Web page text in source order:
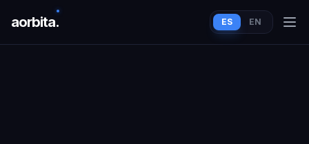
aorbita. ES EN